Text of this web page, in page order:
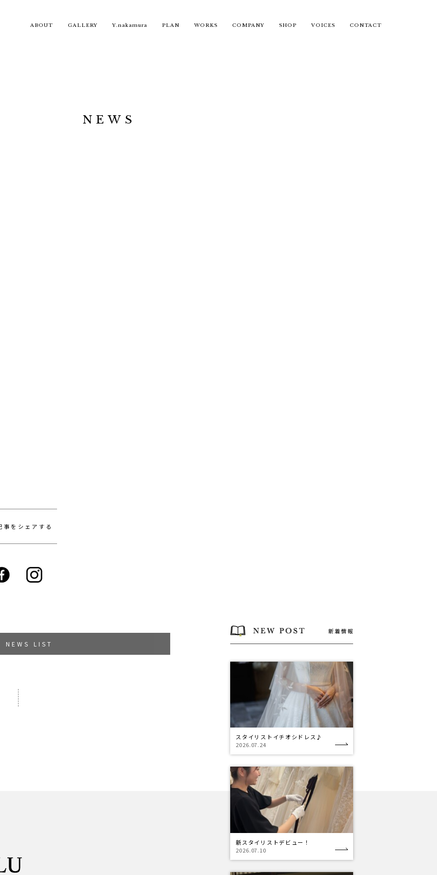
ABOUT GALLERY Y.nakamura PLAN WORKS COMPANY SHOP VOICES CONTACT
NEWS
事をシェアする
NEWS LIST
スタイリストイチオシドレス♪
2026.07.24
新スタイリストデビュー！
2026.07.10